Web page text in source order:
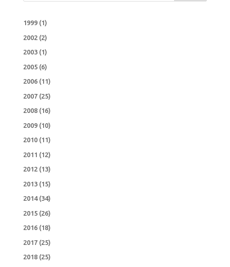
1999(1)
2002(2)
2003(1)
2005(6)
2006(11)
2007(25)
2008(16)
2009(10)
2010(11)
2011 (12)
2012(13)
2013(15)
2014(34)
2015(26)
2016(18)
2017(25)
2018(25)